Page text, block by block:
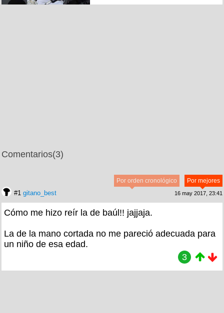
Comentarios(3)
Por mejores
Por orden cronológico
#1 gitano_best 16 may 2017, 23:41
Cómo me hizo reír la de baúl!! jajjaja.
La de la mano cortada no me pareció adecuada para
un niño de esa edad.
3